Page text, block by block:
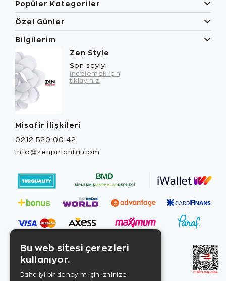
Popüler Kategoriler
Özel Günler
Bilgilerim
Zen Style
Son sayıyı
incelemek için
tıklayınız.
Misafir İlişkileri
0212 520 00 42
info@zenpirlanta.com
Bu web sitesi çerezleri
kullanıyor.
Daha iyi bir deneyim için izninize